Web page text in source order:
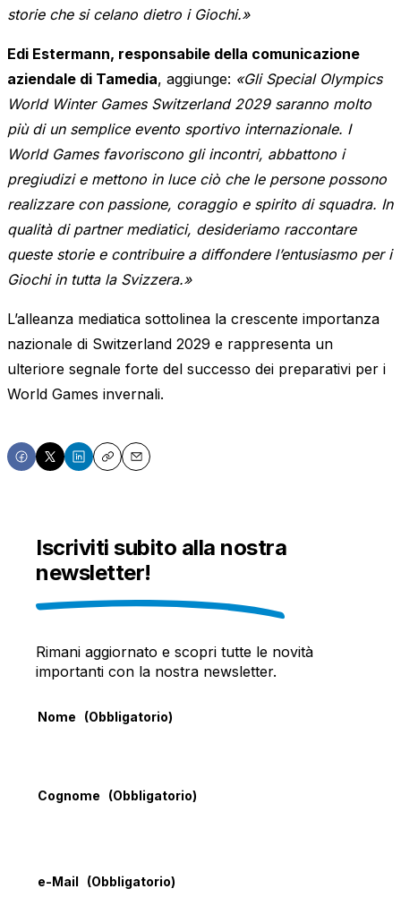
storie che si celano dietro i Giochi.»
Edi Estermann, responsabile della comunicazione
aziendale di Tamedia, aggiunge: «Gli Special Olympics
World Winter Games Switzerland 2029 saranno molto
più di un semplice evento sportivo internazionale. I
World Games favoriscono gli incontri, abbattono i
pregiudizi e mettono in luce ciò che le persone possono
realizzare con passione, coraggio e spirito di squadra. In
qualità di partner mediatici, desideriamo raccontare
queste storie e contribuire a diffondere l’entusiasmo per i
Giochi in tutta la Svizzera.»
L’alleanza mediatica sottolinea la crescente importanza
nazionale di Switzerland 2029 e rappresenta un
ulteriore segnale forte del successo dei preparativi per i
World Games invernali.
ShareShareShareCopyEmail
Iscriviti subito alla nostra
newsletter!
Rimani aggiornato e scopri tutte le novità
importanti con la nostra newsletter.
(Obbligatorio)
(Obbligatorio)
(Obbligatorio)